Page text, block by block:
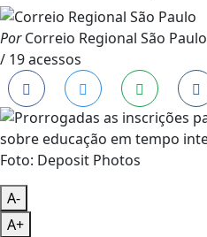
PorCorreio Regional São Paulo
/ 19 acessos
Foto: Deposit Photos
A-
A+